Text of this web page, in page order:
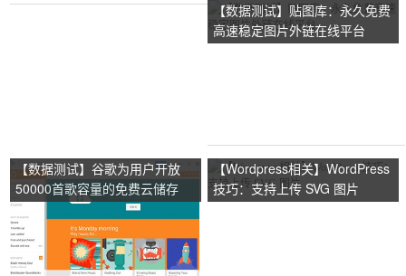
【数据测试】贴图库：永久免费
高速稳定图片外链在线平台
【数据测试】谷歌为用户开放
50000首歌容量的免费云储存
【Wordpress相关】WordPress
技巧：支持上传 SVG 图片